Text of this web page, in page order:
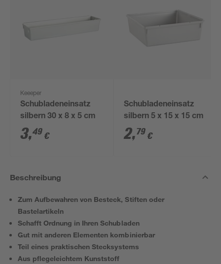
Keeeper
Schubladeneinsatz
silbern 30 x 8 x 5 cm
3,49 €
Schubladeneinsatz
silbern 5 x 15 x 15 cm
2,79 €
Beschreibung
Zum Aufbewahren von Besteck, Stiften oder
Bastelartikeln
Schafft Ordnung in Ihren Schubladen
Gut mit anderen Elementen kombinierbar
Teil eines praktischen Stecksystems
Aus pflegeleichtem Kunststoff